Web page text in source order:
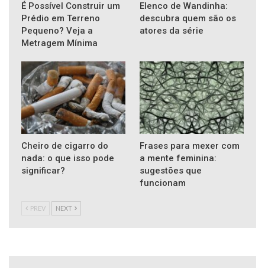
É Possível Construir um
Prédio em Terreno
Pequeno? Veja a
Metragem Mínima
Elenco de Wandinha:
descubra quem são os
atores da série
Cheiro de cigarro do
nada: o que isso pode
significar?
Frases para mexer com
a mente feminina:
sugestões que
funcionam
PREV NEXT